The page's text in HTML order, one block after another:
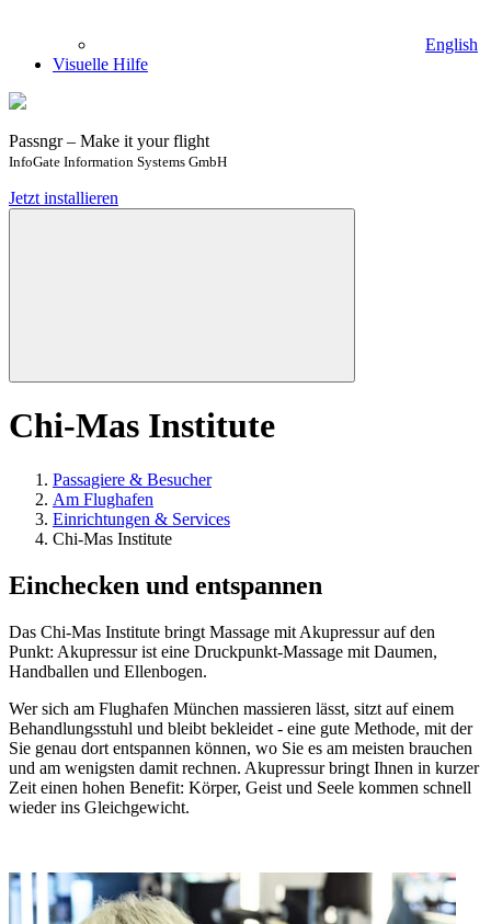
English
Visuelle Hilfe
Passngr – Make it your flight
InfoGate Information Systems GmbH
Jetzt installieren
Chi-Mas Institute
Passagiere & Besucher
Am Flughafen
Einrichtungen & Services
Chi-Mas Institute
Einchecken und entspannen
Das Chi-Mas Institute bringt Massage mit Akupressur auf den
Punkt: Akupressur ist eine Druckpunkt-Massage mit Daumen,
Handballen und Ellenbogen.
Wer sich am Flughafen München massieren lässt, sitzt auf einem
Behandlungsstuhl und bleibt bekleidet - eine gute Methode, mit der
Sie genau dort entspannen können, wo Sie es am meisten brauchen
und am wenigsten damit rechnen. Akupressur bringt Ihnen in kurzer
Zeit einen hohen Benefit: Körper, Geist und Seele kommen schnell
wieder ins Gleichgewicht.